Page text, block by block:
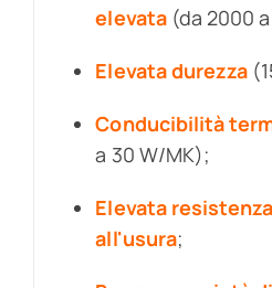
elevata(da 2000
Elevata durezza
Conducibilità
a 30 W/MK);
Elevata
all'usura;